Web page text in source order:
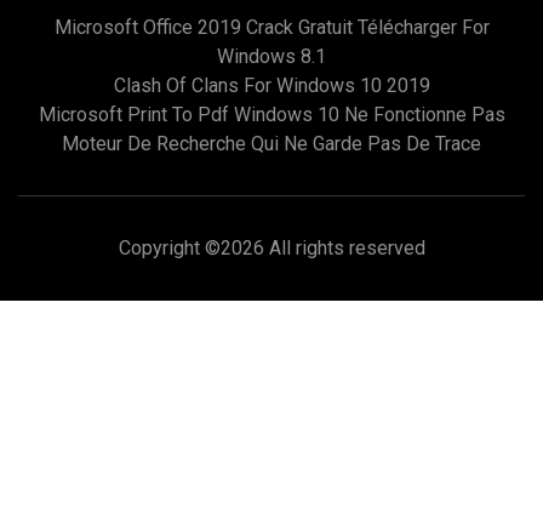
Microsoft Office 2019 Crack Gratuit Télécharger For
Windows 8.1
Clash Of Clans For Windows 10 2019
Microsoft Print To Pdf Windows 10 Ne Fonctionne Pas
Moteur De Recherche Qui Ne Garde Pas De Trace
Copyright ©2026 All rights reserved